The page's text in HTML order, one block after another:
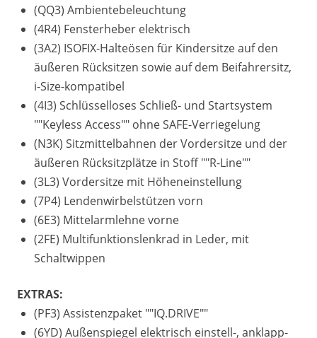
(QQ3) Ambientebeleuchtung
(4R4) Fensterheber elektrisch
(3A2) ISOFIX-Halteösen für Kindersitze auf den
äußeren Rücksitzen sowie auf dem Beifahrersitz,
i-Size-kompatibel
(4I3) Schlüsselloses Schließ- und Startsystem
""Keyless Access"" ohne SAFE-Verriegelung
(N3K) Sitzmittelbahnen der Vordersitze und der
äußeren Rücksitzplätze in Stoff ""R-Line""
(3L3) Vordersitze mit Höheneinstellung
(7P4) Lendenwirbelstützen vorn
(6E3) Mittelarmlehne vorne
(2FE) Multifunktionslenkrad in Leder, mit
Schaltwippen
EXTRAS:
(PF3) Assistenzpaket ""IQ.DRIVE""
(6YD) Außenspiegel elektrisch einstell-, anklapp-